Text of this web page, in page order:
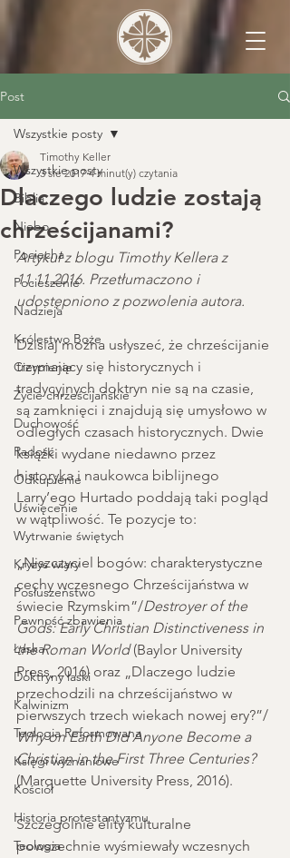
Post
Wszystkie posty
Biblia
Niebo
Pociecha
Pocieszenie
Nadzieja
Królestwo Boże
Cierpienie
Życie chrześcijańskie
Duchowość
Radość
Odkupienie
Uświęcenie
Wytrwanie świętych
Kryzys wiary
Posłuszeństwo
Pewność zbawienia
Łaska
Doktryny łaski
Kalwinizm
Teologia Reformowana
Księgi wyznaniowe
Kościół
Historia protestantyzmu
Teologia
Wszystkie posty
Dlaczego ludzie zostają
chrześcijanami?
Timothy Keller
3 sie 2017 4 minut(y) czytania
Artykuł z blogu Timothy Kellera z
11.11.2016. Przetłumaczono i
udostępniono z pozwolenia autora.
Dzisiaj można usłyszeć, że chrześcijanie
trzymający się historycznych i
tradycyjnych doktryn nie są na czasie,
są zamknięci i znajdują się umysłowo w
odległych czasach historycznych. Dwie
książki wydane niedawno przez
historyka i naukowca biblijnego
Larry’ego Hurtado poddają taki pogląd
w wątpliwość. Te pozycje to:
„Niszczyciel bogów: charakterystyczne
cechy wczesnego Chrześcijaństwa w
świecie Rzymskim”/Destroyer of the
Gods: Early Christian Distinctiveness in
the Roman World (Baylor University
Press, 2016) oraz „Dlaczego ludzie
przechodzili na chrześcijaństwo w
pierwszych trzech wiekach nowej ery?”/
Why on Earth Did Anyone Become a
Christian in the First Three Centuries?
(Marquette University Press, 2016).
Szczególnie elity kulturalne
powszechnie wyśmiewały wczesnych